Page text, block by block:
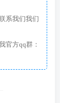
系我们我们
官方qq群：